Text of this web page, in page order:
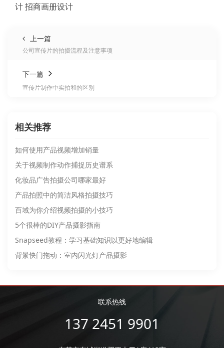
计招商画册设计
上一篇
公司宣传片的拍摄流程及注意事项
下一篇
宣传片制作中实拍和的区别
相关推荐
如何使用产品视频增加销量
关于视频制作动作捕捉历史谱系
化妆品广告拍摄公司哪家最好
产品拍照中的简洁风格拍摄技巧
百域为你介绍视频拍摄的小技巧
5个很棒的DIY产品摄影指南
Snapseed教程：学习基础知识以更好地编辑
背景快门拖动：室内闪光灯产品摄影
联系热线
137 2451 9901